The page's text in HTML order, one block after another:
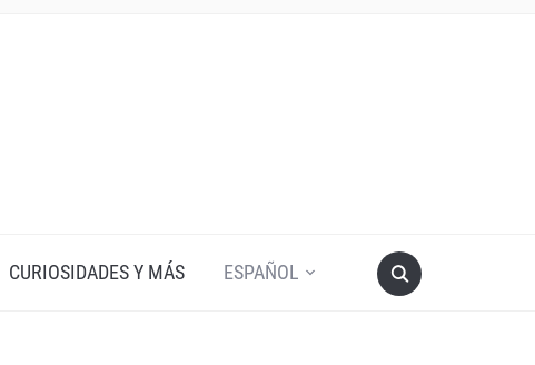
CURIOSIDADES Y MÁS ESPAÑOL